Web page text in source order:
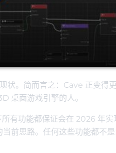
状。简而言之：Cave 正变得
桌面游戏引擎的人。
有功能都保证会在 2026 年实
前思路。任何这些功能都不是